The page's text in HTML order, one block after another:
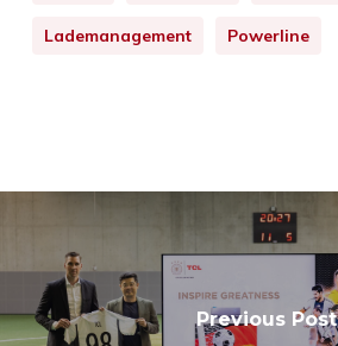
Lademanagement Powerline
Previous Post